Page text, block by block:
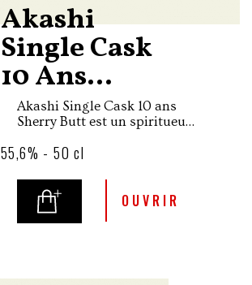
Akashi
Single Cask
10 Ans...
Akashi Single Cask 10 ans
Sherry Butt est un spiritueux
Eigashima Shuzo fondée en
préfecture de Hyogo,
qui produit dans sa
distillerie, anciennement
shochu.
55,6% - 50 cl
OUVRIR